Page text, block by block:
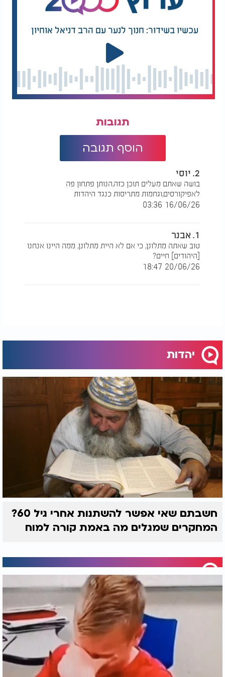
המכירה אולי בוטלה, אבל התזכורת לגבי הערך האמיתי
של המצוות שלנו נשארה חזקה מתמיד.
עכשיו בשידור: חנוך לנער עם הרב דניאל אוחיון
תגובות
הוסף תגובה
2. יוסי
בושה שאתם מעלים תוכן כזה,הנותן פתחון פה
לאפיקורסים,וגחמות מתריסות כנגד היהדות
16/06/26 03:36
1. אבנר
טוב שאתה מתלונן, כי אם לא היית מתלונן, ממה היינו אנחנו
[היהודים] חיים?
20/06/26 18:47
יהדות
חשבתם שאי אפשר להשתנות אחרי גיל 60?
המחקרים שמגלים מה באמת קורה למוח